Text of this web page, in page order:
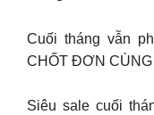
Cuối tháng vẫn
CHỐT ĐƠN CÙNG
Siêu sale cuối